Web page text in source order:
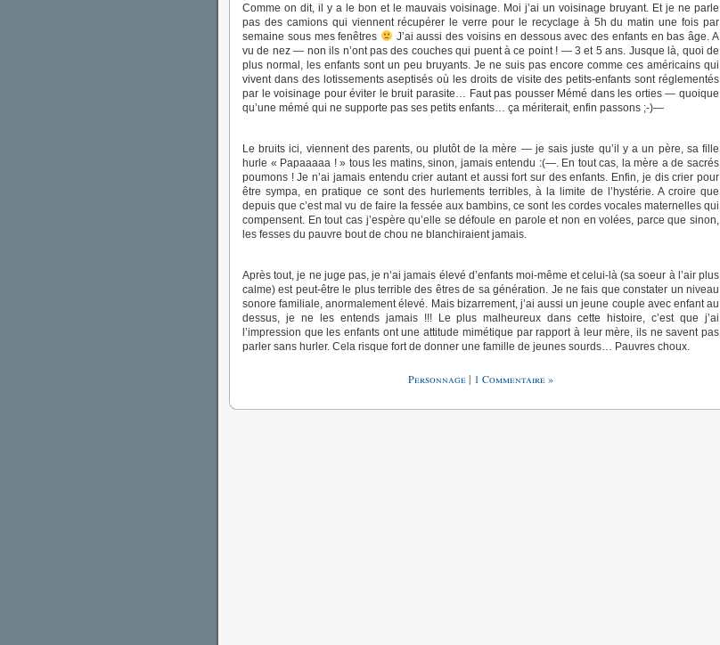
Comme on dit, il y a le bon et le mauvais voisinage. Moi j’ai un voisinage bruyant. Et je ne parle
pas des camions qui viennent récupérer le verre pour le recyclage à 5h du matin une fois par
semaine sous mes fenêtres
J’ai aussi des voisins en dessous avec des enfants en bas âge. A
vu de nez — non ils n’ont pas des couches qui puent à ce point ! — 3 et 5 ans. Jusque là, quoi de
plus normal, les enfants sont un peu bruyants. Je ne suis pas encore comme ces américains qui
vivent dans des lotissements aseptisés où les droits de visite des petits-enfants sont réglementés
par le voisinage pour éviter le bruit parasite… Faut pas pousser Mémé dans les orties — quoique
qu’une mémé qui ne supporte pas ses petits enfants… ça mériterait, enfin passons ;-)—
Le bruits ici, viennent des parents, ou plutôt de la mère — je sais juste qu’il y a un père, sa fille
hurle « Papaaaaa ! » tous les matins, sinon, jamais entendu :(—. En tout cas, la mère a de sacrés
poumons ! Je n’ai jamais entendu crier autant et aussi fort sur des enfants. Enfin, je dis crier pour
être sympa, en pratique ce sont des hurlements terribles, à la limite de l’hystérie. A croire que
depuis que c’est mal vu de faire la fessée aux bambins, ce sont les cordes vocales maternelles qui
compensent. En tout cas j’espère qu’elle se défoule en parole et non en volées, parce que sinon,
les fesses du pauvre bout de chou ne blanchiraient jamais.
Après tout, je ne juge pas, je n’ai jamais élevé d’enfants moi-même et celui-là (sa soeur à l’air plus
calme) est peut-être le plus terrible des êtres de sa génération. Je ne fais que constater un niveau
sonore familiale, anormalement élevé. Mais bizarrement, j’ai aussi un jeune couple avec enfant au
dessus, je ne les entends jamais !!! Le plus malheureux dans cette histoire, c’est que j’ai
l’impression que les enfants ont une attitude mimétique par rapport à leur mère, ils ne savent pas
parler sans hurler. Cela risque fort de donner une famille de jeunes sourds… Pauvres choux.
Personnage| 1 Commentaire »